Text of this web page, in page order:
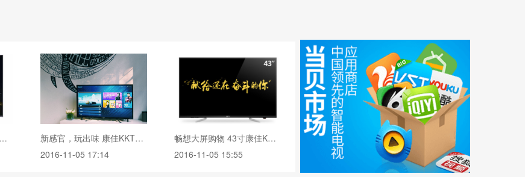
也不用担心孩子沉迷电视了
新感官，玩出味 康佳KKTV K43详细评测
2016-11-05 17:14
畅想大屏购物 43寸康佳KKTV电视体验
2016-11-05 15:55